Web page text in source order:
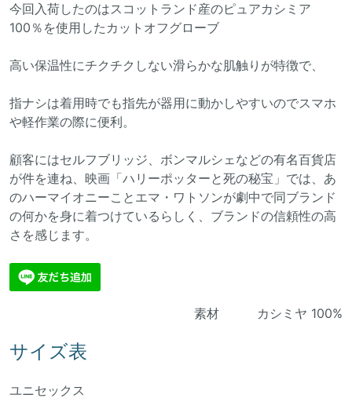
今回入荷したのはスコットランド産のピュアカシミア
100％を使用したカットオフグローブ
高い保温性にチクチクしない滑らかな肌触りが特徴で、
指ナシは着用時でも指先が器用に動かしやすいのでスマホ
や軽作業の際に便利。
顧客にはセルフブリッジ、ボンマルシェなどの有名百貨店
が件を連ね、映画「ハリーポッターと死の秘宝」では、あ
のハーマイオニーことエマ・ワトソンが劇中で同ブランド
の何かを身に着つけているらしく、ブランドの信頼性の高
さを感じます。
素材 カシミヤ 100%
サイズ表
ユニセックス